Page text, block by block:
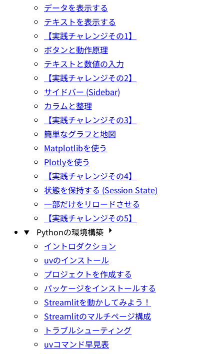
データを表示する
テキストを表示する
【実践チャレンジその1】
ボタンと動作原理
テキストと数値の入力
【実践チャレンジその2】
サイドバー (Sidebar)
カラムと整理
【実践チャレンジその3】
簡単なグラフと地図
Matplotlibを使う
Plotlyを使う
【実践チャレンジその4】
状態を保持する (Session State)
一部だけをリロードさせる
【実践チャレンジその5】
Pythonの環境構築
イントロダクション
uvのインストール
プロジェクトを作成する
パッケージをインストールする
Streamlitを動かしてみよう！
Streamlitのマルチページ構成
トラブルシューティング
uvコマンド早見表